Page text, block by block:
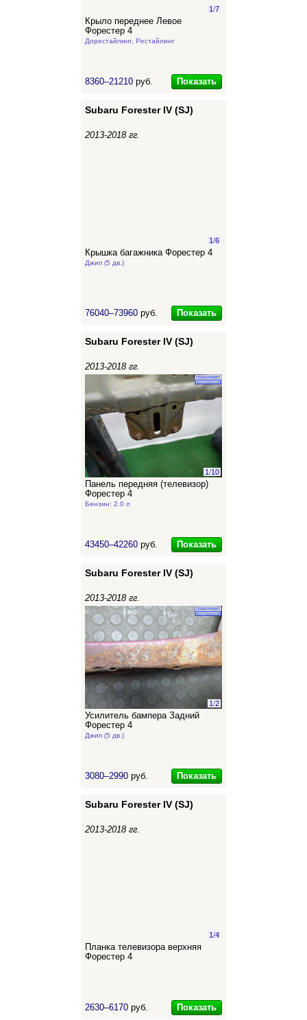
1/7
Крыло переднее Левое
Форестер 4
Дорестайлинг, Рестайлинг
8360–21210 руб. Показать
Subaru Forester IV (SJ)
2013-2018 гг.
1/6
Крышка багажника Форестер 4
Джип (5 дв.)
76040–73960 руб. Показать
Subaru Forester IV (SJ)
2013-2018 гг.
1/10
Панель передняя (телевизор)
Форестер 4
Бензин: 2.0 л
43450–42260 руб. Показать
Subaru Forester IV (SJ)
2013-2018 гг.
1/2
Усилитель бампера Задний
Форестер 4
Джип (5 дв.)
3080–2990 руб. Показать
Subaru Forester IV (SJ)
2013-2018 гг.
1/4
Планка телевизора верхняя
Форестер 4
2630–6170 руб. Показать